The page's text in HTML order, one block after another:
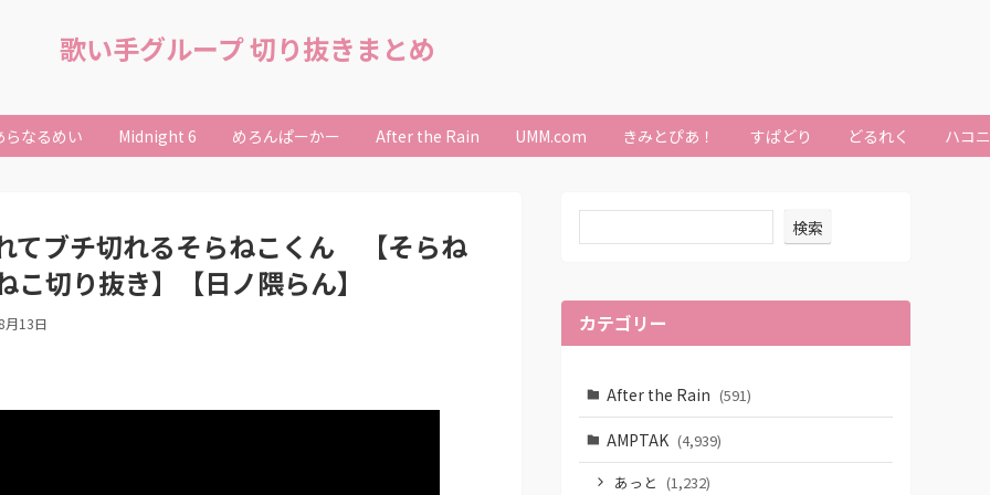
歌い手グループ 切り抜きまとめ
らなるめい Midnight 6 めろんぱーかー After the Rain UMM.com きみとぴあ！ すぱどり どるれく ハコ
てブチ切れるそらねこくん 【そらね
切り抜き】【日ノ隈らん】
月13日
検索
カテゴリー
After the Rain (591)
AMPTAK (4,939)
あっと (1,232)